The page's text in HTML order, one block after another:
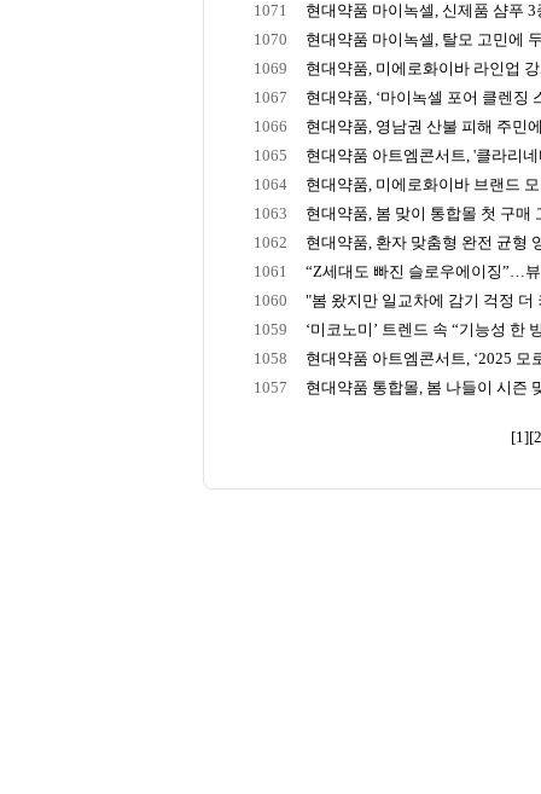
1071
현대약품 마이녹셀, 신제품 샴푸 3
1070
현대약품 마이녹셀, 탈모 고민에
1069
현대약품, 미에로화이바 라인업
1067
현대약품, ‘마이녹셀 포어 클렌징
1066
현대약품, 영남권 산불 피해 주민
1065
현대약품 아트엠콘서트, '클라리
1064
현대약품, 미에로화이바 브랜드 모
1063
현대약품, 봄 맞이 통합몰 첫 구매
1062
현대약품, 환자 맞춤형 완전 균형
1061
“Z세대도 빠진 슬로우에이징”…
1060
"봄 왔지만 일교차에 감기 걱정 더
1059
‘미코노미’ 트렌드 속 “기능성 한
1058
현대약품 아트엠콘서트, ‘2025 모
1057
현대약품 통합몰, 봄 나들이 시즌
[1]